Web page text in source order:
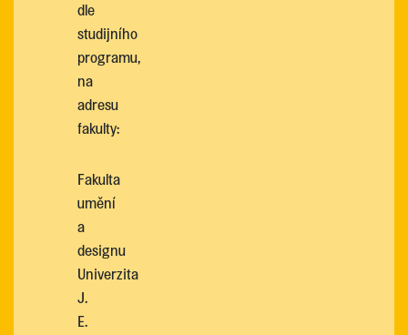
dle
studijního
programu,
na
adresu
fakulty:
Fakulta
umění
a
designu
Univerzita
J.
E.